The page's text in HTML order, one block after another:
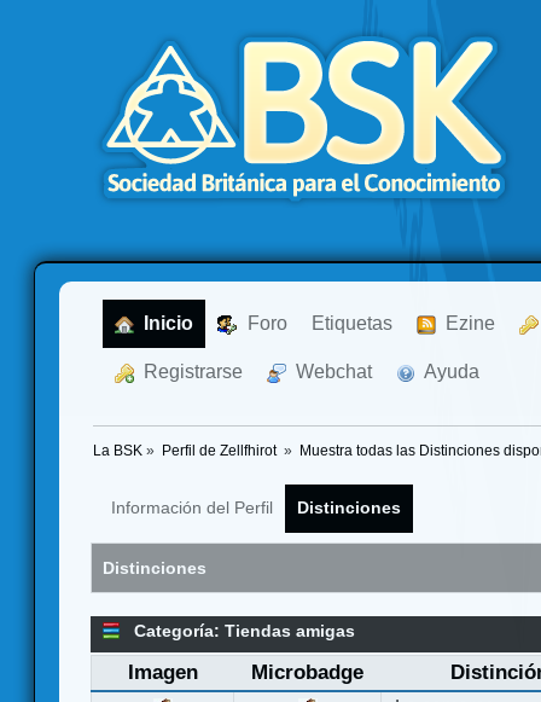
Inicio Foro Etiquetas Ezine
Registrarse Webchat Ayuda
La BSK » Perfil de Zellfhirot » Muestra todas las Distinciones
Información del Perfil Distinciones
Distinciones
Categoría: Tiendas amigas
Imagen Microbadge